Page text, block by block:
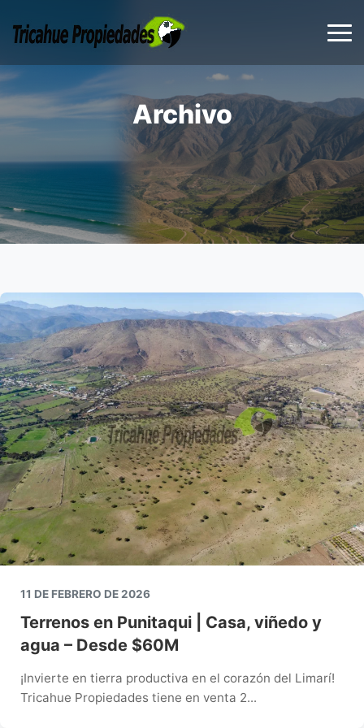
Archivo
11 DE FEBRERO DE 2026
Terrenos en Punitaqui | Casa, viñedo y
agua – Desde $60M
¡Invierte en tierra productiva en el corazón del Limarí!
Tricahue Propiedades tiene en venta 2...